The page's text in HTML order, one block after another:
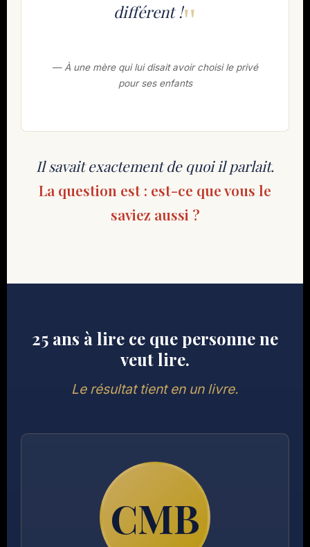
différent !
— À une mère qui lui disait avoir choisi le privé
pour ses enfants
Il savait exactement de quoi il parlait.
La question est : est-ce que vous le
saviez aussi ?
25 ans à lire ce que personne ne
veut lire.
Le résultat tient en un livre.
CMB